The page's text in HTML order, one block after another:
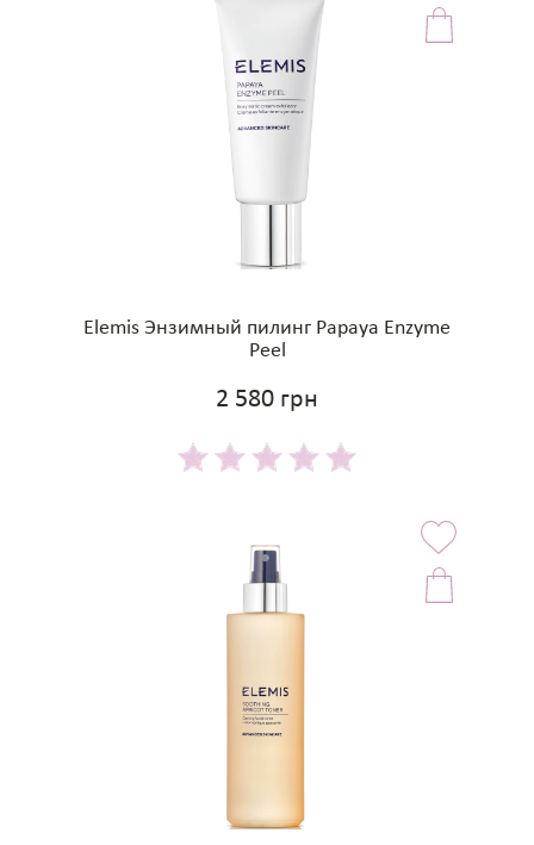
Elemis Энзимный пилинг Papaya Enzyme
Peel
2 580 грн